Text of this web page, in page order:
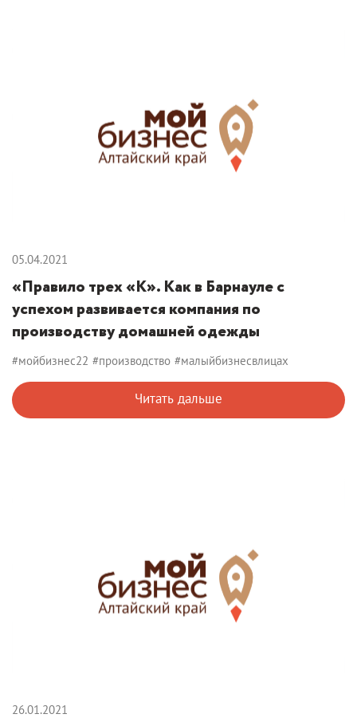
05.04.2021
«Правило трех «К». Как в Барнауле с
успехом развивается компания по
производству домашней одежды
#мойбизнес22 #производство #малыйбизнесвлицах
Читать дальше
26.01.2021